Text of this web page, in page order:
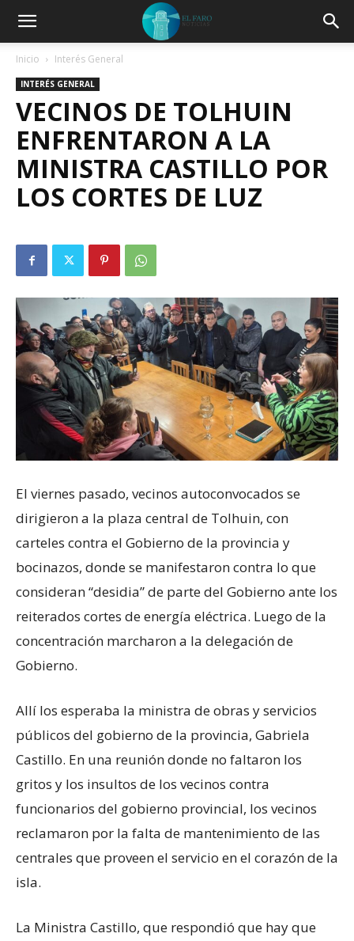
Inicio Interés General
INTERÉS GENERAL
VECINOS DE TOLHUIN
ENFRENTARON A LA
MINISTRA CASTILLO POR
LOS CORTES DE LUZ
El viernes pasado, vecinos autoconvocados se
dirigieron a la plaza central de Tolhuin, con
carteles contra el Gobierno de la provincia y
bocinazos, donde se manifestaron contra lo que
consideran “desidia” de parte del Gobierno ante los
reiterados cortes de energía eléctrica. Luego de la
concentración marcharon a la delegación de
Gobierno.
Allí los esperaba la ministra de obras y servicios
públicos del gobierno de la provincia, Gabriela
Castillo. En una reunión donde no faltaron los
gritos y los insultos de los vecinos contra
funcionarios del gobierno provincial, los vecinos
reclamaron por la falta de mantenimiento de las
centrales que proveen el servicio en el corazón de la
isla.
La Ministra Castillo, que respondió que hay que